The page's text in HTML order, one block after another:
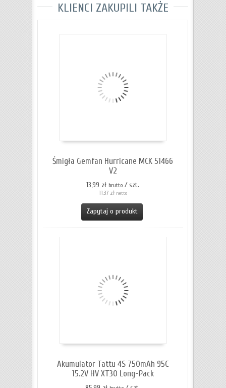
KLIENCI ZAKUPILI TAKŻE
Śmigła Gemfan Hurricane MCK 51466
V2
13,99 zł brutto / szt.
11,37 zł netto
Zapytaj o produkt
Akumulator Tattu 4S 750mAh 95C
15.2V HV XT30 Long-Pack